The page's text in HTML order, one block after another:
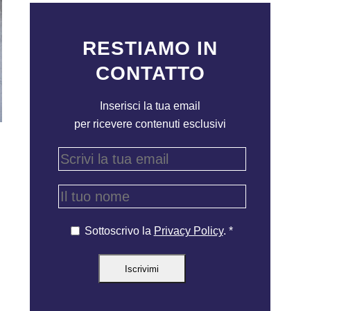
RESTIAMO IN
CONTATTO
Inserisci la tua email
per ricevere contenuti esclusivi
Sottoscrivo la Privacy Policy. *